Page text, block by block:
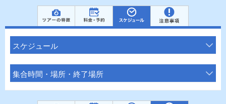
スケジュール
集合時間・場所・終了場所